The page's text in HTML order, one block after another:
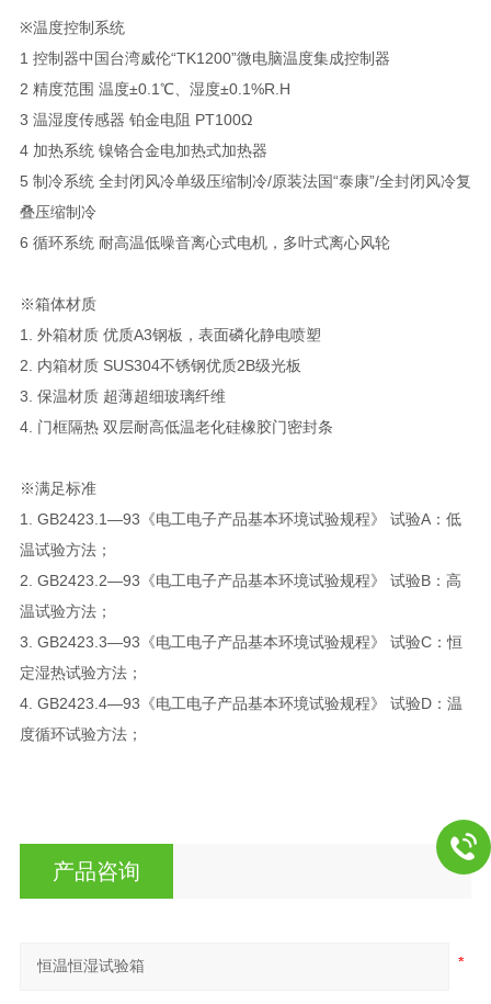
※温度控制系统
1 控制器中国台湾威伦“TK1200”微电脑温度集成控制器
2 精度范围 温度±0.1℃、湿度±0.1%R.H
3 温湿度传感器 铂金电阻 PT100Ω
4 加热系统 镍铬合金电加热式加热器
5 制冷系统 全封闭风冷单级压缩制冷/原装法国“泰康”/全封闭风冷复
叠压缩制冷
6 循环系统 耐高温低噪音离心式电机，多叶式离心风轮
※箱体材质
1. 外箱材质 优质A3钢板，表面磷化静电喷塑
2. 内箱材质 SUS304不锈钢优质2B级光板
3. 保温材质 超薄超细玻璃纤维
4. 门框隔热 双层耐高低温老化硅橡胶门密封条
※满足标准
1. GB2423.1—93《电工电子产品基本环境试验规程》 试验A：低
温试验方法；
2. GB2423.2—93《电工电子产品基本环境试验规程》 试验B：高
温试验方法；
3. GB2423.3—93《电工电子产品基本环境试验规程》 试验C：恒
定湿热试验方法；
4. GB2423.4—93《电工电子产品基本环境试验规程》 试验D：温
度循环试验方法；
产品咨询